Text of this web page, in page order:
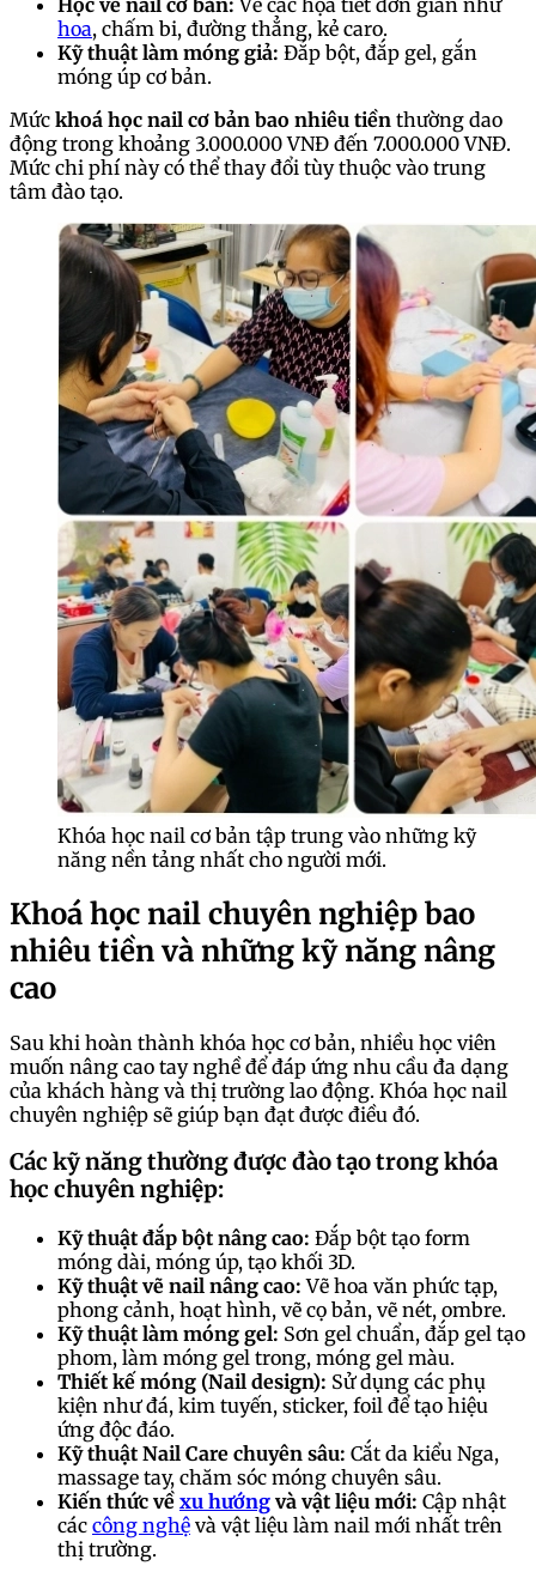
hoa, chấm bi, đường thẳng, kẻ caro.
Kỹ thuật làm móng giả: Đắp bột, đắp gel, gắn
móng úp cơ bản.
Mức khoá học nail cơ bản bao nhiêu tiền thường dao
động trong khoảng 3.000.000 VNĐ đến 7.000.000 VNĐ.
Mức chi phí này có thể thay đổi tùy thuộc vào trung
tâm đào tạo.
Khóa học nail cơ bản tập trung vào những kỹ
năng nền tảng nhất cho người mới.
Khoá học nail chuyên nghiệp bao
nhiêu tiền và những kỹ năng nâng
cao
Sau khi hoàn thành khóa học cơ bản, nhiều học viên
muốn nâng cao tay nghề để đáp ứng nhu cầu đa dạng
của khách hàng và thị trường lao động. Khóa học nail
chuyên nghiệp sẽ giúp bạn đạt được điều đó.
Các kỹ năng thường được đào tạo trong khóa
học chuyên nghiệp:
Kỹ thuật đắp bột nâng cao: Đắp bột tạo form
móng dài, móng úp, tạo khối 3D.
Kỹ thuật vẽ nail nâng cao: Vẽ hoa văn phức tạp,
phong cảnh, hoạt hình, vẽ cọ bản, vẽ nét, ombre.
Kỹ thuật làm móng gel: Sơn gel chuẩn, đắp gel tạo
phom, làm móng gel trong, móng gel màu.
Thiết kế móng (Nail design): Sử dụng các phụ
kiện như đá, kim tuyến, sticker, foil để tạo hiệu
ứng độc đáo.
Kỹ thuật Nail Care chuyên sâu: Cắt da kiểu Nga,
massage tay, chăm sóc móng chuyên sâu.
Kiến thức về xu hướng và vật liệu mới: Cập nhật
các công nghệ và vật liệu làm nail mới nhất trên
thị trường.